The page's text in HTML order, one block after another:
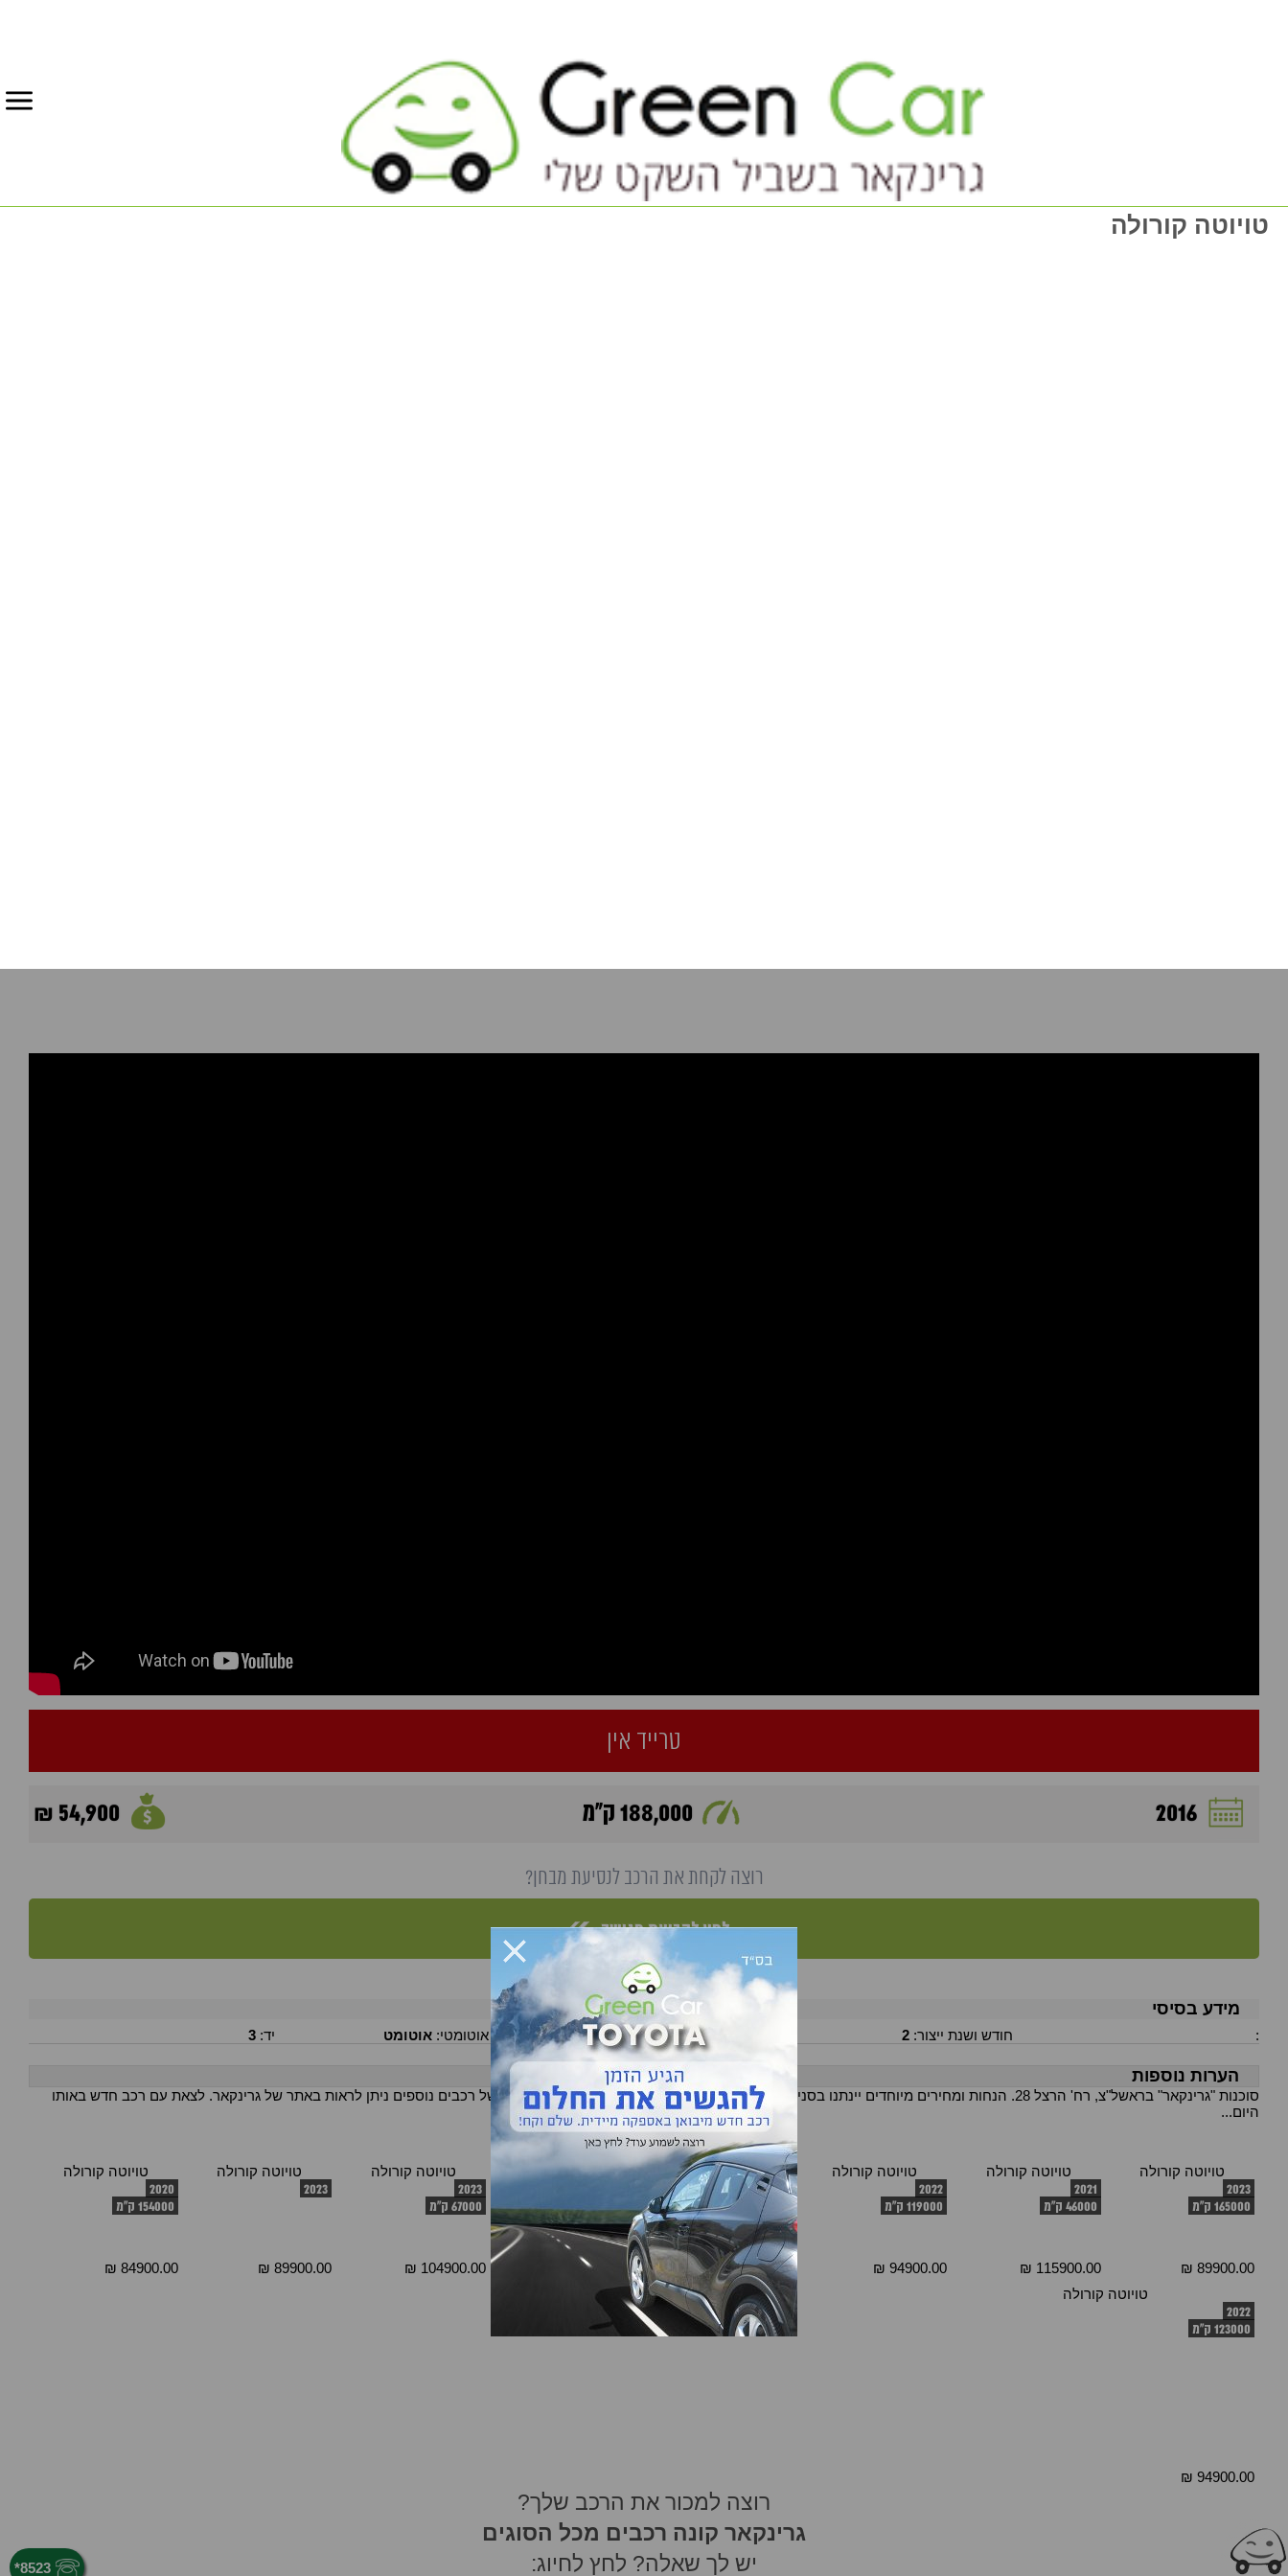
טויוטה קורולה
טרייד אין
2016 188,000 ק"מ 54,900 ₪
רוצה לקחת את הרכב לנסיעת מבחן?
לחץ לקביעת פגישה
לפרטים חייגו:077-408-05-51
מידע בסיסי
: חודש ושנת ייצור: 2
Color: ידני \ אוטומטי: אוטומט יד: 3
הערות נוספות
סוכנות "גרינקאר" בראשל"צ, רח' הרצל 28. הנחות ומחירים מיוחדים יינתנו בסניף, יחס אישי לכל לקוח שקיפות מלאה!!! מבחר ענק של רכבים נוספים ניתן לראות באתר של גרינקאר. לצאת עם רכב חדש באותו
היום...
רכבים נוספים למכירה
טויוטה קורולה
2023
165000 ק"מ
89900.00 ₪
טויוטה קורולה
2021
46000 ק"מ
115900.00 ₪
טויוטה קורולה
2022
119000 ק"מ
94900.00 ₪
טויוטה קורולה
2021
54000 ק"מ
111000.00 ₪
טויוטה קורולה
84900.00 ₪
טויוטה קורולה
2023
67000 ק"מ
104900.00 ₪
טויוטה קורולה
2023
89900.00 ₪
טויוטה קורולה
2020
154000 ק"מ
84900.00 ₪
טויוטה קורולה
2022
123000 ק"מ
94900.00 ₪
רוצה למכור את הרכב שלך?
גרינקאר קונה רכבים מכל הסוגים
יש לך שאלה? לחץ לחיוג:
8523
*